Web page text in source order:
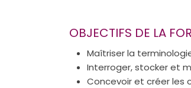
OBJECTIFS DE LA
Maîtriser la
Interroger, stocker et
Concevoir et créer les